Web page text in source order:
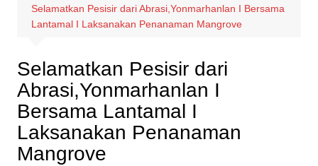
Selamatkan Pesisir dari Abrasi,Yonmarhanlan I Bersama
Lantamal I Laksanakan Penanaman Mangrove
Selamatkan Pesisir dari
Abrasi,Yonmarhanlan I
Bersama Lantamal I
Laksanakan Penanaman
Mangrove